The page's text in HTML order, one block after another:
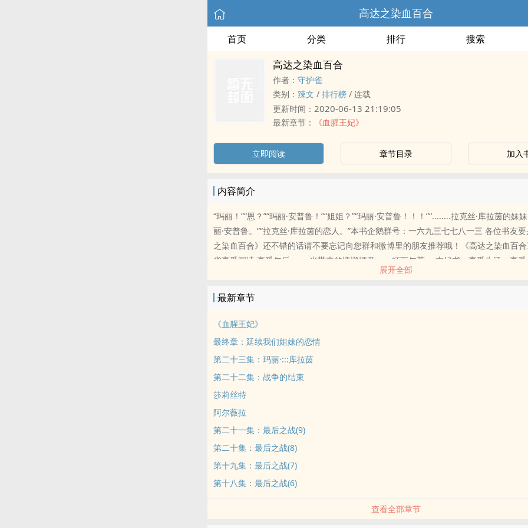
高达之染血百合
首页 分类 排行 搜索
高达之染血百合
作者： 守护雀
类别： ‎‌辣‍‍文­ / 排行榜 / 连载
更新时间： 2020-06-13 21:19:05
最新章节： 《血腥王妃》
立即阅读 章节目录 加入
内容简介
“玛丽！”“恩？”“玛丽·安普鲁！”“姐姐？”“玛丽·安普鲁！！！”“........拉克丝·库拉茵的妹
丽·安普鲁。”“拉克丝·库拉茵的恋人。”本书企鹅群号：一六九三七七八一三 各位书友
之染血百合》还不错的话请不要忘记向您群和微博里的朋友推荐哦！《高达之染血百
雀享受阅读 享受午后yang光带来的慵懒惬意，一杯下午茶 一本好书。享受生活，享
的美好时光从现在开始。 本站全面拒绝弹窗，绿se免费 喜欢小说 喜欢小站 希望您点击
展开全部
最新章节
《血腥王妃》
最终章：延续我们姐妹的恋情
第二十三集：玛丽·:::库拉茵
第二十二集：战争的结束
莎莉丝特
阿尔薇拉
第二十一集：最后之战(9)
第二十集：最后之战(8)
第十九集：最后之战(7)
第十八集：最后之战(6)
查看全部章节